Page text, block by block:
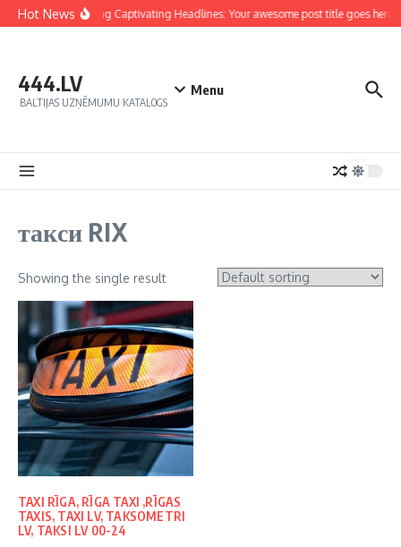
Hot NewsCrafting Captivating Headlines: Your awesome post title goes here
444.LV
BALTIJAS UZŅĒMUMU KATALOGS
Menu
такси RIX
Showing the single result
TAXI RĪGA, RĪGA TAXI ,RĪGAS
TAXIS, TAXI LV, TAKSOMETRI
LV, TAKSI LV 00-24